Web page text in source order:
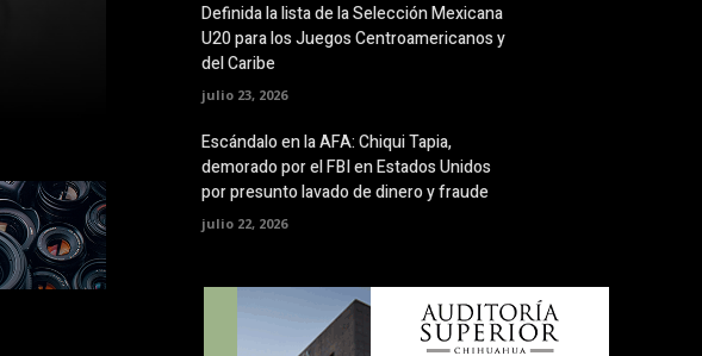
Definida la lista de la Selección Mexicana
U20 para los Juegos Centroamericanos y
del Caribe
julio 23, 2026
Escándalo en la AFA: Chiqui Tapia,
demorado por el FBI en Estados Unidos
por presunto lavado de dinero y fraude
julio 22, 2026